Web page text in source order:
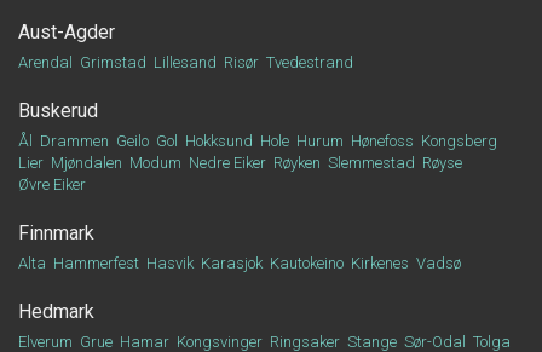
Aust-Agder
Arendal Grimstad Lillesand Risør Tvedestrand
Buskerud
Ål Drammen Geilo Gol Hokksund Hole Hurum Hønefoss Kongsberg
Lier Mjøndalen Modum Nedre Eiker Røyken Slemmestad Røyse
Øvre Eiker
Finnmark
Alta Hammerfest Hasvik Karasjok Kautokeino Kirkenes Vadsø
Hedmark
Elverum Grue Hamar Kongsvinger Ringsaker Stange Sør-Odal
Tolga